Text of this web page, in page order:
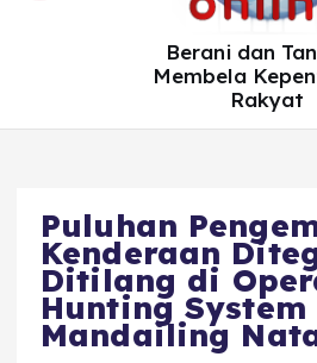
Berani dan
Membela
Rakyat
Puluhan
Kenderaan
Ditilang di
Hunting System
Mandailing